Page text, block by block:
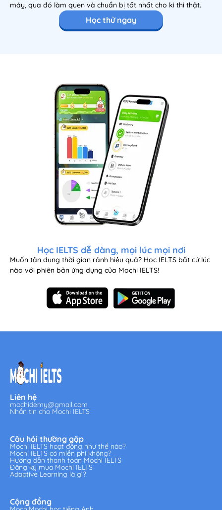
máy, qua đó làm quen và chuẩn bị tốt nhất cho kì thi thật.
Học thử ngay
Học IELTS dễ dàng, mọi lúc mọi nơi
Muốn tận dụng thời gian rảnh hiệu quả? Học IELTS bất cứ lúc
nào với phiên bản ứng dụng của Mochi IELTS!
Liên hệ
mochidemy@gmail.com
Nhắn tin cho Mochi IELTS
Câu hỏi thường gặp
Mochi IELTS hoạt động như thế nào?
Mochi IELTS có miễn phí không?
Hướng dẫn thanh toán Mochi IELTS
Đăng ký mua Mochi IELTS
Adaptive Learning là gì?
Cộng đồng